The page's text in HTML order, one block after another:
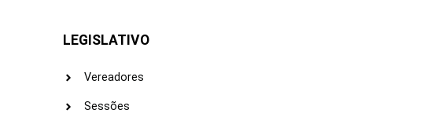
LEGISLATIVO
Vereadores
Sessões